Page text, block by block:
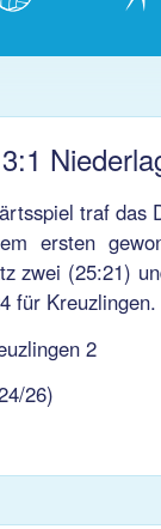
traf das
ersten
zwei (25:21)
für
2
26)